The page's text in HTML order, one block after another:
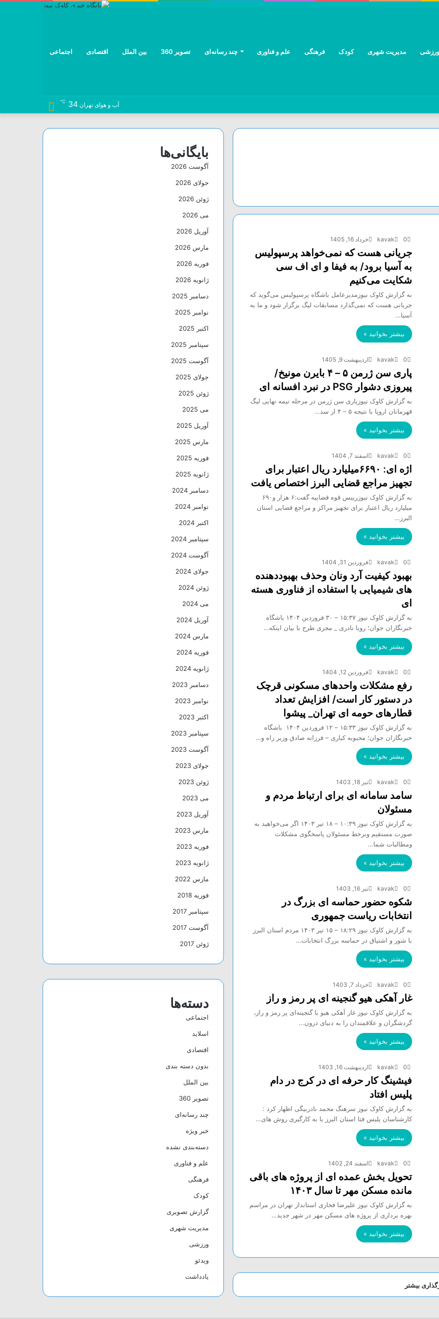
اجتماعی اقتصادی بین الملل تصویر 360 چند رسانه‌ای علم و فناوری فرهنگی کودک مدیریت شهری ورزشی
فیسآب و هوای تهران 34
℃
kavak خرداد 16, 1405 0
جریانی هست که نمی‌خواهد پرسپولیس
به آسیا برود/ به فیفا و‌ ای اف سی
شکایت می‌کنیم
به گزارش کاوک نیوزمدیرعامل باشگاه پرسپولیس می‌گوید که
جریانی هست که نمی‌گذارد مسابقات لیگ برگزار شود و ما به
آسیا…
بیشتر بخوانید »
kavak اردیبهشت 9, 1405 0
پاری سن ژرمن ۵ – ۴ بایرن مونیخ/
پیروزی دشوار PSG در نبرد افسانه ای
به گزارش کاوک نیوزپاری سن ژرمن در مرحله نیمه نهایی لیگ
قهرمانان اروپا با نتیجه ۵ – ۴ از سد…
بیشتر بخوانید »
kavak اسفند 7, 1404 0
اژه ای: ۶۶۹۰میلیارد ریال اعتبار برای
تجهیز مراجع قضایی البرز اختصاص یافت
به گزارش کاوک نیوزرییس قوه قضاییه گفت:۶ هزار و۶۹۰
میلیارد ریال اعتبار برای تجهیز مراکز و مراجع قضایی استان
البرز…
بیشتر بخوانید »
kavak فروردین 31, 1404 0
بهبود کیفیت آرد ونان وحذف بهبوددهنده
های شیمیایی با استفاده از فناوری هسته
ای
به گزارش کاوک نیوز ۱۵:۳۷ – ۳۰ فروردين ۱۴۰۴ باشگاه
خبرنگاران جوان؛ رویا نادری _ مجری طرح با بیان اینکه…
بیشتر بخوانید »
kavak فروردین 12, 1404 0
رفع مشکلات واحد‌های مسکونی قرچک
در دستور کار است/ افزایش تعداد
قطارهای حومه ای تهران_ پیشوا
به گزارش کاوک نیوز ۱۵:۳۳ – ۱۲ فروردين ۱۴۰۴ باشگاه
خبرنگاران جوان؛ محبوبه کباری – فرزانه صادق وزیر راه و…
بیشتر بخوانید »
kavak تیر 18, 1403 0
سامد سامانه ای برای ارتباط مردم و
مسئولان
به گزارش کاوک نیوز ۱۰:۳۹ – ۱۸ تير ۱۴۰۳ اگر می‌خواهید به
صورت مستقیم وبرخط مسئولان پاسخگوی مشکلات
ومطالبات شما…
بیشتر بخوانید »
kavak تیر 16, 1403 0
شکوه حضور حماسه ای بزرگ در
انتخابات ریاست جمهوری
به گزارش کاوک نیوز ۱۸:۲۹ – ۱۵ تير ۱۴۰۳ مردم استان البرز
با شور و اشتیاق در حماسه بزرگ انتخابات…
بیشتر بخوانید »
kavak خرداد 7, 1403 0
غار آهکی هیو گنجینه ای پر رمز و راز
به گزارش کاوک نیوز غار آهکی هیو با گنجینه‌ای پر رمز و راز،
گردشگران و علاقمندان را به دنیای درون…
بیشتر بخوانید »
kavak اردیبهشت 16, 1403 0
فیشینگ کار حرفه ای در کرج در دام
پلیس افتاد
به گزارش کاوک نیوز سرهنگ محمد نادربیگی اظهار کرد :
کارشناسان پلیس فتا استان البرز با به کارگیری روش های…
بیشتر بخوانید »
kavak اسفند 24, 1402 0
تحویل بخش عمده ای از پروژه های باقی
مانده مسکن مهر تا سال ۱۴۰۳
به گزارش کاوک نیوز علیرضا فخاری استاندار تهران در مراسم
بهره برداری از پروژه های مسکن مهر در شهر جدید…
بیشتر بخوانید »
بیشتر
بایگانی‌ها
آگوست 2026
جولای 2026
ژوئن 2026
می 2026
آوریل 2026
مارس 2026
فوریه 2026
ژانویه 2026
دسامبر 2025
نوامبر 2025
اکتبر 2025
سپتامبر 2025
آگوست 2025
جولای 2025
ژوئن 2025
می 2025
آوریل 2025
مارس 2025
فوریه 2025
ژانویه 2025
دسامبر 2024
نوامبر 2024
اکتبر 2024
سپتامبر 2024
آگوست 2024
جولای 2024
ژوئن 2024
می 2024
آوریل 2024
مارس 2024
فوریه 2024
ژانویه 2024
دسامبر 2023
نوامبر 2023
اکتبر 2023
سپتامبر 2023
آگوست 2023
جولای 2023
ژوئن 2023
می 2023
آوریل 2023
مارس 2023
فوریه 2023
ژانویه 2023
مارس 2022
فوریه 2018
سپتامبر 2017
آگوست 2017
ژوئن 2017
دسته‌ها
اجتماعی
اسلاید
اقتصادی
بدون دسته بندی
بین الملل
تصویر 360
چند رسانه‌ای
خبر ویژه
دسته‌بندی نشده
علم و فناوری
فرهنگی
کودک
گزارش تصویری
مدیریت شهری
ورزشی
ویدئو
یادداشت